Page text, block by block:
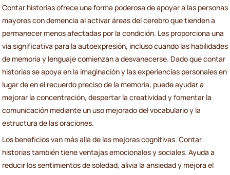
Contar historias ofrece una forma poderosa de apoyar a las personas
mayores con demencia al activar áreas del cerebro que tienden a
permanecer menos afectadas por la condición. Les proporciona una
vía significativa para la autoexpresión, incluso cuando las habilidades
de memoria y lenguaje comienzan a desvanecerse. Dado que contar
historias se apoya en la imaginación y las experiencias personales en
lugar de en el recuerdo preciso de la memoria, puede ayudar a
mejorar la concentración, despertar la creatividad y fomentar la
comunicación mediante un uso mejorado del vocabulario y la
estructura de las oraciones.
Los beneficios van más allá de las mejoras cognitivas. Contar
historias también tiene ventajas emocionales y sociales. Ayuda a
reducir los sentimientos de soledad, alivia la ansiedad y mejora el